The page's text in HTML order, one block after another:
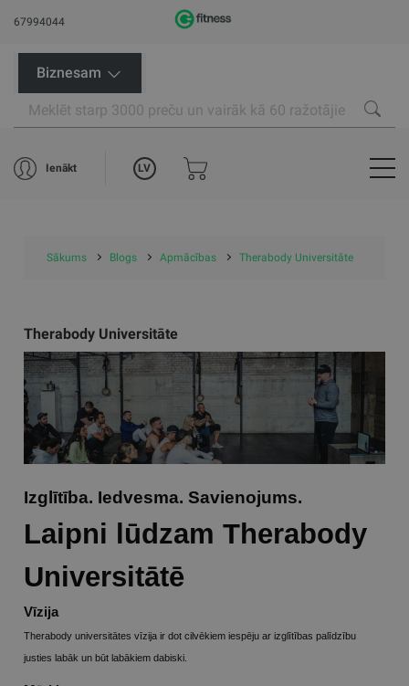
67994044
Biznesam
Ienākt LV
Sākums Blogs Apmācības Therabody Universitāte
Therabody Universitāte
Izglītība. Iedvesma. Savienojums.
Laipni lūdzam Therabody
Universitātē
Vīzija
Therabody universitātes vīzija ir dot cilvēkiem iespēju ar izglītības palīdzību
justies labāk un būt labākiem dabiski.